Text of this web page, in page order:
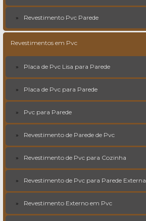
Revestimento Pvc Parede
Revestimentos em Pvc
Placa de Pvc Lisa para Parede
Placa de Pvc para Parede
Pvc para Parede
Revestimento de Parede de Pvc
Revestimento de Pvc para Cozinha
Revestimento de Pvc para Parede Externa
Revestimento Externo em Pvc